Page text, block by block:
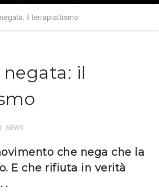
il terrapiattismo
negata: il
NEWS
che nega che la
E che rifiuta in verità
.